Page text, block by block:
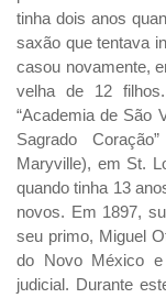
tinha dois anos
saxão que tentava
casou novamente,
velha de 12
“Academia de São
Sagrado
Maryville), em St.
quando tinha 13
novos. Em 1897,
seu primo, Miguel
do Novo México e
judicial. Durante